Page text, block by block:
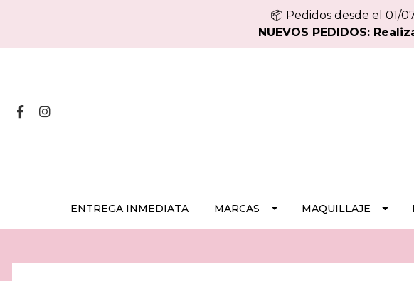
📦 Pedidos desde el 01/
NUEVOS PEDIDOS:
ENTREGA INMEDIATA MARCAS MAQUILLAJE